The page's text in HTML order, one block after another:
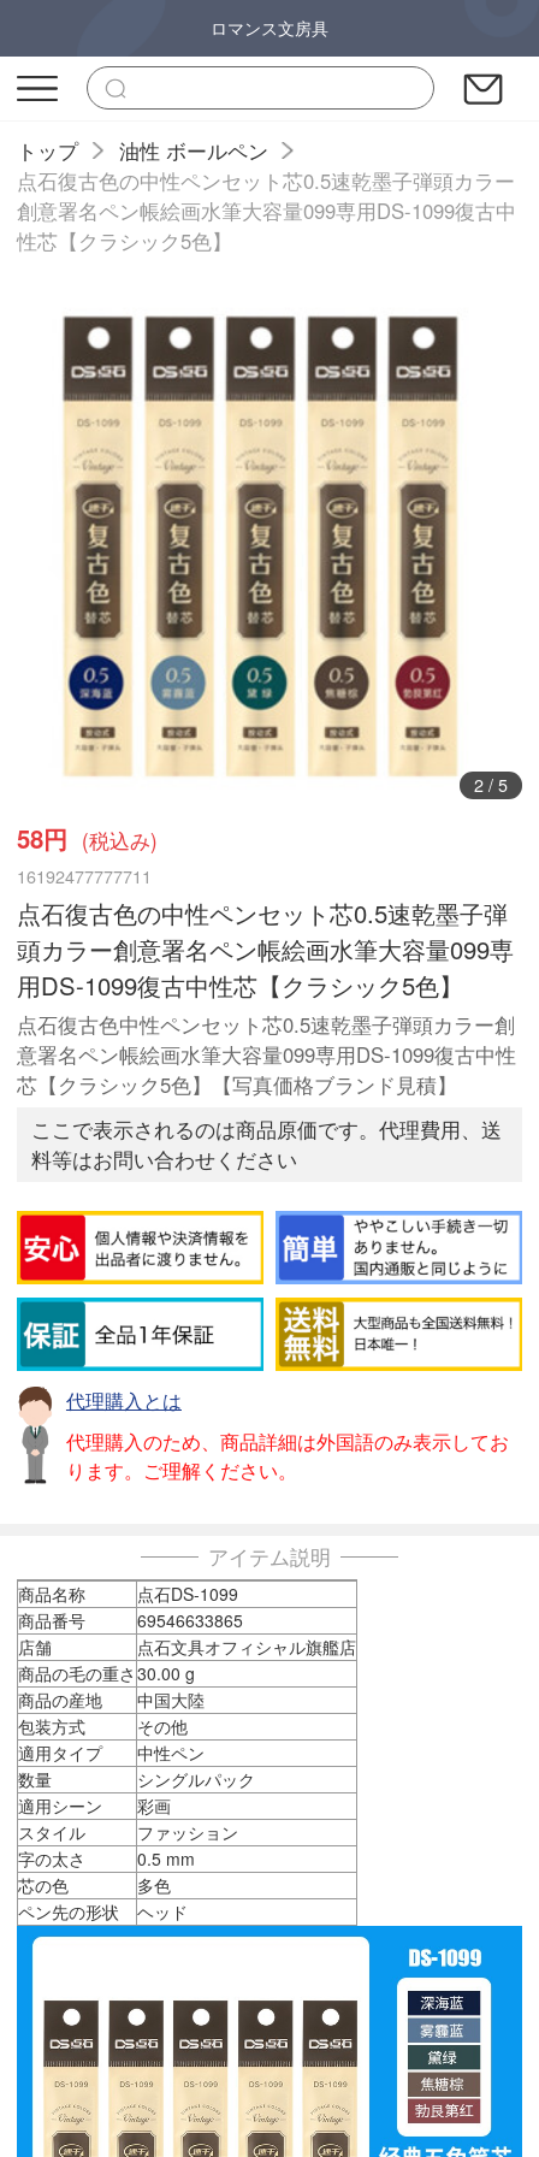
ロマンス文房具
トップ
油性 ボールペン
点石復古色の中性ペンセット芯0.5速乾墨子弾頭カラー
創意署名ペン帳絵画水筆大容量099専用DS-1099復古中
性芯【クラシック5色】
2/ 5
58円 (税込み)
16192477777711
点石復古色の中性ペンセット芯0.5速乾墨子弾
頭カラー創意署名ペン帳絵画水筆大容量099専
用DS-1099復古中性芯【クラシック5色】
点石復古色中性ペンセット芯0.5速乾墨子弾頭カラー創
意署名ペン帳絵画水筆大容量099専用DS-1099復古中性
芯【クラシック5色】【写真価格ブランド見積】
ここで表示されるのは商品原価です。代理費用、送
料等はお問い合わせください
代理購入とは
代理購入のため、商品詳細は外国語のみ表示してお
ります。ご理解ください。
アイテム説明
商品名称
点石DS-1099
商品番号
69546633865
店舗
点石文具オフィシャル旗艦店
商品の毛の重さ 30.00 g
商品の産地
中国大陸
包装方式
その他
適用タイプ
中性ペン
数量
シングルパック
適用シーン
彩画
スタイル
ファッション
字の太さ
0.5 mm
芯の色
多色
ペン先の形状
ヘッド